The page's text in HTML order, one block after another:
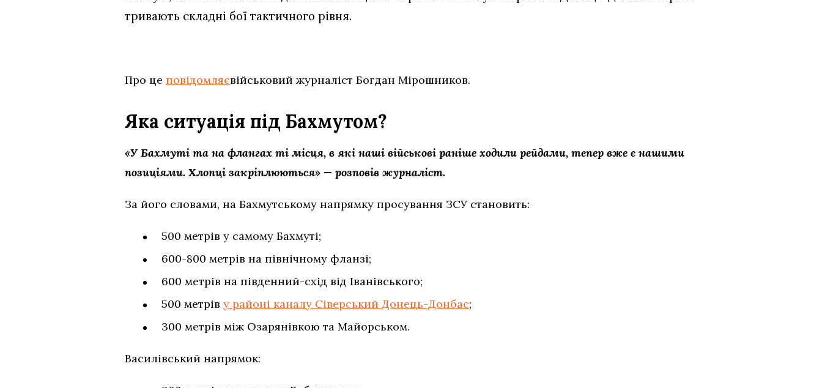
тривають складні бої тактичного рівня.
Про це повідомляєвійськовий журналіст Богдан Мірошников.
Яка ситуація під Бахмутом?
«У Бахмуті та на флангах ті місця, в які наші військові раніше ходили рейдами, тепер вже є нашими
позиціями. Хлопці закріплюються» — розповів журналіст.
За його словами, на Бахмутському напрямку просування ЗСУ становить:
500 метрів у самому Бахмуті;
600-800 метрів на північному фланзі;
600 метрів на південний-схід від Іванівського;
500 метрів у районі каналу Сіверський Донець-Донбас;
300 метрів між Озарянівкою та Майорськом.
Василівський напрямок: